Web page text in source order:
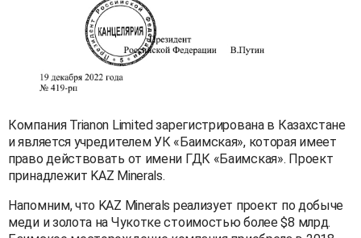
Компания Trianon Limited зарегистрирована в Казахстане
и является учредителем УК «Баимская», которая имеет
право действовать от имени ГДК «Баимская». Проект
принадлежит KAZ Minerals.
Напомним, что KAZ Minerals реализует проект по добыче
меди и золота на Чукотке стоимостью более $8 млрд.